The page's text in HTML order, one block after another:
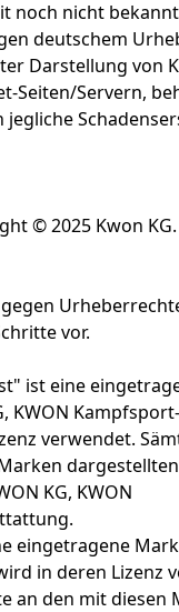
noch nicht
deutschem
Darstellung von
Seiten/Servern,
jegliche
© 2025 Kwon
vor.
ist eine
KWON
verwendet.
KG, KWON
eingetragene
in deren Lizenz
an den mit diesen